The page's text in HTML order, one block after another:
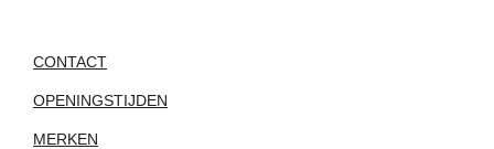
CONTACT
OPENINGSTIJDEN
MERKEN